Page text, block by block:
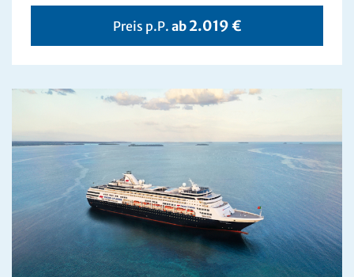
Preis p.P. ab 2.019 €